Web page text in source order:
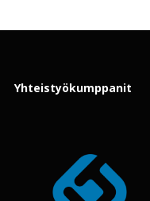
Yhteistyökumppanit